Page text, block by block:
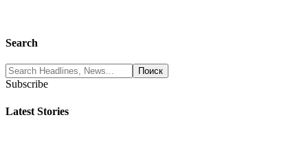
Search
Subscribe
Latest Stories